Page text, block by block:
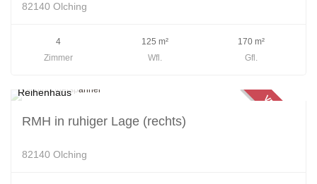
82140 Olching
4
Zimmer
125 m²
Wfl.
170 m²
Gfl.
VERKAUFT
Reihenhaus
RMH in ruhiger Lage (rechts)
82140 Olching